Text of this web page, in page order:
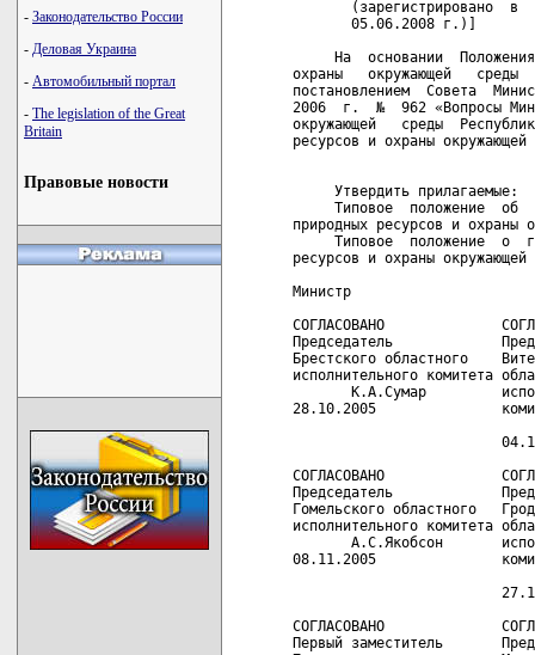
- Законодательство России
- Деловая Украина
- Автомобильный портал
- The legislation of the Great
Britain
Правовые новости